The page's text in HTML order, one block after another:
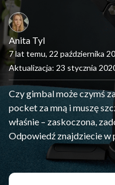
Anita Tyl
7 lat temu, 22 października
Aktualizacja: 23 stycznia
Czy gimbal może czymś
pocket za mną i muszę
właśnie – zaskoczona,
Odpowiedź znajdziecie w